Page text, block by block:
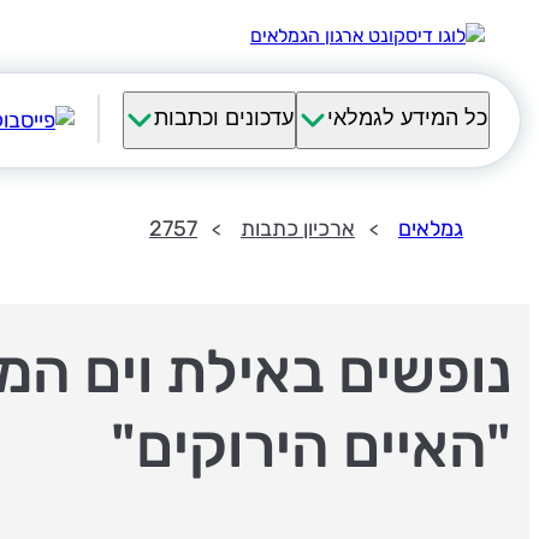
כל המידע לגמלאי עדכונים וכתבות
גמלאים ארכיון כתבות 2757
נופשים באילת וים
"האיים הירוקים"